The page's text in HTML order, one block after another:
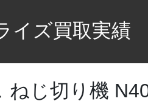
イズ買取実績
ねじ切り機